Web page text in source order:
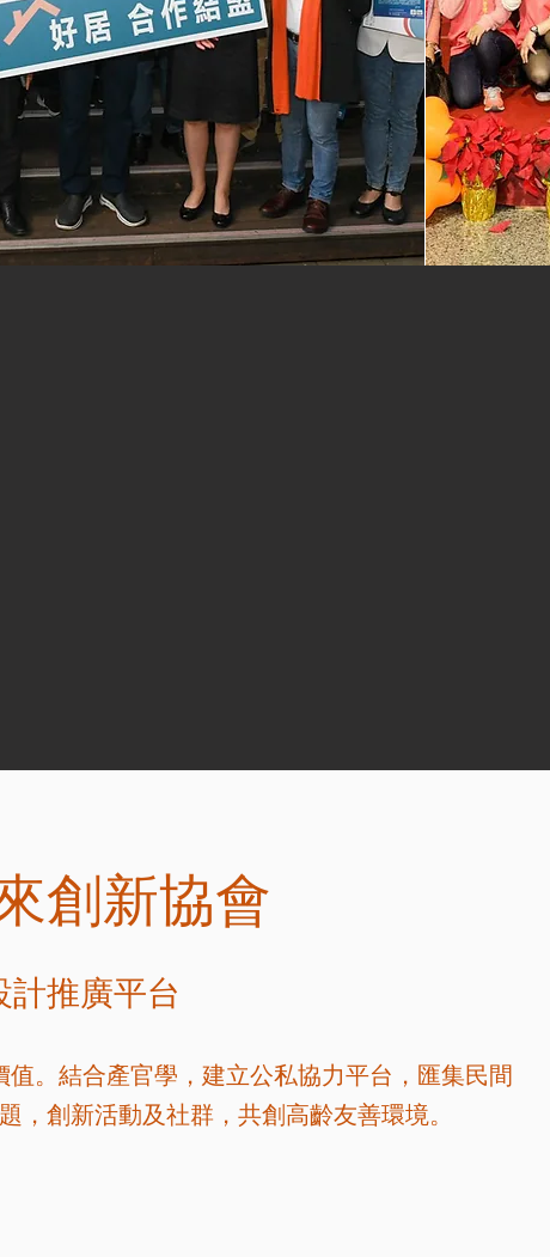
創新協會
計推廣平台
。結合產官學，建立公私協力平台，匯集民間
，創新活動及社群，共創高齡友善環境。